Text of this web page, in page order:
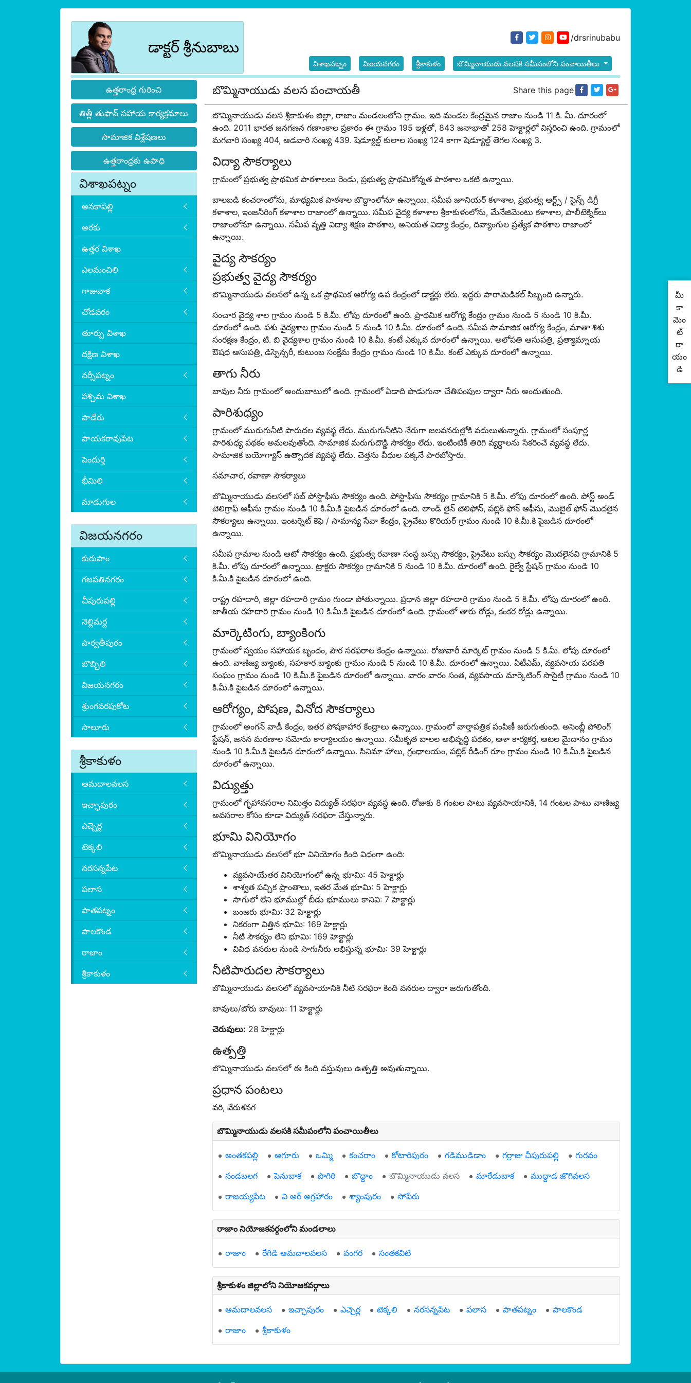
డాక్టర్ శ్రీనుబాబు
/drsrinubabu
విశాఖపట్నం విజయనగరం శ్రీకాకుళం బొమ్మినాయుడు వలసకి సమీపంలోని పంచాయితీలు
ఉత్తరాంధ్ర గురించి
తిత్లీ తుఫాన్ సహాయ కార్యక్రమాలు
సామాజిక విశ్లేషణలు
ఉత్తరాంధ్రకు ఉపాధి
విశాఖపట్నం
అనకాపల్లి
అరకు
ఉత్తర విశాఖ
ఎలమంచిలి
గాజువాక
చోడవరం
తూర్పు విశాఖ
దక్షిణ విశాఖ
నర్సీపట్నం
పశ్చిమ విశాఖ
పాడేరు
పాయకరావుపేట
పెందుర్తి
భీమిలి
మాడుగుల
విజయనగరం
కురుపాం
గజపతినగరం
చీపురుపల్లి
నెల్లిమర్ల
పార్వతీపురం
బొబ్బిలి
విజయనగరం
శ్రుంగవరపుకోట
సాలూరు
శ్రీకాకుళం
ఆమదాలవలస
ఇచ్ఛాపురం
ఎచ్చెర్ల
టెక్కలి
నరసన్నపేట
పలాస
పాతపట్నం
పాలకొండ
రాజాం
శ్రీకాకుళం
బొమ్మినాయుడు వలస పంచాయతీ Share this page
బొమ్మినాయుడు వలస శ్రీకాకుళం జిల్లా, రాజాం మండలంలోని గ్రామం. ఇది మండల కేంద్రమైన రాజాం నుండి 11 కి. మీ. దూరంలో
ఉంది. 2011 భారత జనగణన గణాంకాల ప్రకారం ఈ గ్రామం 195 ఇళ్లతో, 843 జనాభాతో 258 హెక్టార్లలో విస్తరించి ఉంది. గ్రామంలో
మగవారి సంఖ్య 404, ఆడవారి సంఖ్య 439. షెడ్యూల్డ్ కులాల సంఖ్య 124 కాగా షెడ్యూల్డ్ తెగల సంఖ్య 3.
విద్యా సౌకర్యాలు
గ్రామంలో ప్రభుత్వ ప్రాథమిక పాఠశాలలు రెండు, ప్రభుత్వ ప్రాథమికోన్నత పాఠశాల ఒకటి ఉన్నాయి.
బాలబడి కంచరాంలోను, మాధ్యమిక పాఠశాల బొద్దాంలోనూ ఉన్నాయి. సమీప జూనియర్ కళాశాల, ప్రభుత్వ ఆర్ట్స్ / సైన్స్ డిగ్రీ
కళాశాల, ఇంజనీరింగ్ కళాశాల రాజాంలో ఉన్నాయి. సమీప వైద్య కళాశాల శ్రీకాకుళంలోను, మేనేజిమెంటు కళాశాల, పాలీటెక్నిక్‌లు
రాజాంలోనూ ఉన్నాయి. సమీప వృత్తి విద్యా శిక్షణ పాఠశాల, అనియత విద్యా కేంద్రం, దివ్యాంగుల ప్రత్యేక పాఠశాల రాజాంలో
ఉన్నాయి.
వైద్య సౌకర్యం
ప్రభుత్వ వైద్య సౌకర్యం
బొమ్మినాయుడు వలసలో ఉన్న ఒక ప్రాథమిక ఆరోగ్య ఉప కేంద్రంలో డాక్టర్లు లేరు. ఇద్దరు పారామెడికల్ సిబ్బంది ఉన్నారు.
సంచార వైద్య శాల గ్రామం నుండి 5 కి.మీ. లోపు దూరంలో ఉంది. ప్రాథమిక ఆరోగ్య కేంద్రం గ్రామం నుండి 5 నుండి 10 కి.మీ.
దూరంలో ఉంది. పశు వైద్యశాల గ్రామం నుండి 5 నుండి 10 కి.మీ. దూరంలో ఉంది. సమీప సామాజిక ఆరోగ్య కేంద్రం, మాతా శిశు
సంరక్షణ కేంద్రం, టి. బి వైద్యశాల గ్రామం నుండి 10 కి.మీ. కంటే ఎక్కువ దూరంలో ఉన్నాయి. అలోపతి ఆసుపత్రి, ప్రత్యామ్నాయ
ఔషధ ఆసుపత్రి, డిస్పెన్సరీ, కుటుంబ సంక్షేమ కేంద్రం గ్రామం నుండి 10 కి.మీ. కంటే ఎక్కువ దూరంలో ఉన్నాయి.
తాగు నీరు
బావుల నీరు గ్రామంలో అందుబాటులో ఉంది. గ్రామంలో ఏడాది పొడుగునా చేతిపంపుల ద్వారా నీరు అందుతుంది.
పారిశుధ్యం
గ్రామంలో మురుగునీటి పారుదల వ్యవస్థ లేదు. మురుగునీటిని నేరుగా జలవనరుల్లోకి వదులుతున్నారు. గ్రామంలో సంపూర్ణ
పారిశుధ్య పథకం అమలవుతోంది. సామాజిక మరుగుదొడ్డి సౌకర్యం లేదు. ఇంటింటికీ తిరిగి వ్యర్థాలను సేకరించే వ్యవస్థ లేదు.
సామాజిక బయోగ్యాస్ ఉత్పాదక వ్యవస్థ లేదు. చెత్తను వీధుల పక్కనే పారబోస్తారు.
సమాచార, రవాణా సౌకర్యాలు
బొమ్మినాయుడు వలసలో సబ్ పోస్టాఫీసు సౌకర్యం ఉంది. పోస్టాఫీసు సౌకర్యం గ్రామానికి 5 కి.మీ. లోపు దూరంలో ఉంది. పోస్ట్ అండ్
టెలిగ్రాఫ్ ఆఫీసు గ్రామం నుండి 10 కి.మీ.కి పైబడిన దూరంలో ఉంది. లాండ్ లైన్ టెలిఫోన్, పబ్లిక్ ఫోన్ ఆఫీసు, మొబైల్ ఫోన్ మొదలైన
సౌకర్యాలు ఉన్నాయి. ఇంటర్నెట్ కెఫె / సామాన్య సేవా కేంద్రం, ప్రైవేటు కొరియర్ గ్రామం నుండి 10 కి.మీ.కి పైబడిన దూరంలో
ఉన్నాయి.
సమీప గ్రామాల నుండి ఆటో సౌకర్యం ఉంది. ప్రభుత్వ రవాణా సంస్థ బస్సు సౌకర్యం, ప్రైవేటు బస్సు సౌకర్యం మొదలైనవి గ్రామానికి 5
కి.మీ. లోపు దూరంలో ఉన్నాయి. ట్రాక్టరు సౌకర్యం గ్రామానికి 5 నుండి 10 కి.మీ. దూరంలో ఉంది. రైల్వే స్టేషన్ గ్రామం నుండి 10
కి.మీ.కి పైబడిన దూరంలో ఉంది.
రాష్ట్ర రహదారి, జిల్లా రహదారి గ్రామం గుండా పోతున్నాయి. ప్రధాన జిల్లా రహదారి గ్రామం నుండి 5 కి.మీ. లోపు దూరంలో ఉంది.
జాతీయ రహదారి గ్రామం నుండి 10 కి.మీ.కి పైబడిన దూరంలో ఉంది. గ్రామంలో తారు రోడ్లు, కంకర రోడ్లు ఉన్నాయి.
మార్కెటింగు, బ్యాంకింగు
గ్రామంలో స్వయం సహాయక బృందం, పౌర సరఫరాల కేంద్రం ఉన్నాయి. రోజువారీ మార్కెట్ గ్రామం నుండి 5 కి.మీ. లోపు దూరంలో
ఉంది. వాణిజ్య బ్యాంకు, సహకార బ్యాంకు గ్రామం నుండి 5 నుండి 10 కి.మీ. దూరంలో ఉన్నాయి. ఏటీఎమ్, వ్యవసాయ పరపతి
సంఘం గ్రామం నుండి 10 కి.మీ.కి పైబడిన దూరంలో ఉన్నాయి. వారం వారం సంత, వ్యవసాయ మార్కెటింగ్ సొసైటీ గ్రామం నుండి 10
కి.మీ.కి పైబడిన దూరంలో ఉన్నాయి.
ఆరోగ్యం, పోషణ, వినోద సౌకర్యాలు
గ్రామంలో అంగన్ వాడీ కేంద్రం, ఇతర పోషకాహార కేంద్రాలు ఉన్నాయి. గ్రామంలో వార్తాపత్రిక పంపిణీ జరుగుతుంది. అసెంబ్లీ పోలింగ్
స్టేషన్, జనన మరణాల నమోదు కార్యాలయం ఉన్నాయి. సమీకృత బాలల అభివృద్ధి పథకం, ఆశా కార్యకర్త, ఆటల మైదానం గ్రామం
నుండి 10 కి.మీ.కి పైబడిన దూరంలో ఉన్నాయి. సినిమా హాలు, గ్రంథాలయం, పబ్లిక్ రీడింగ్ రూం గ్రామం నుండి 10 కి.మీ.కి పైబడిన
దూరంలో ఉన్నాయి.
విద్యుత్తు
గ్రామంలో గృహావసరాల నిమిత్తం విద్యుత్ సరఫరా వ్యవస్థ ఉంది. రోజుకు 8 గంటల పాటు వ్యవసాయానికి, 14 గంటల పాటు వాణిజ్య
అవసరాల కోసం కూడా విద్యుత్ సరఫరా చేస్తున్నారు.
భూమి వినియోగం
బొమ్మినాయుడు వలసలో భూ వినియోగం కింది విధంగా ఉంది:
వ్యవసాయేతర వినియోగంలో ఉన్న భూమి: 45 హెక్టార్లు
శాశ్వత పచ్చిక ప్రాంతాలు, ఇతర మేత భూమి: 5 హెక్టార్లు
సాగులో లేని భూముల్లో బీడు భూములు కానివి: 7 హెక్టార్లు
బంజరు భూమి: 32 హెక్టార్లు
నికరంగా విత్తిన భూమి: 169 హెక్టార్లు
నీటి సౌకర్యం లేని భూమి: 169 హెక్టార్లు
వివిధ వనరుల నుండి సాగునీరు లభిస్తున్న భూమి: 39 హెక్టార్లు
నీటిపారుదల సౌకర్యాలు
బొమ్మినాయుడు వలసలో వ్యవసాయానికి నీటి సరఫరా కింది వనరుల ద్వారా జరుగుతోంది.
బావులు/బోరు బావులు: 11 హెక్టార్లు
చెరువులు: 28 హెక్టార్లు
ఉత్పత్తి
బొమ్మినాయుడు వలసలో ఈ కింది వస్తువులు ఉత్పత్తి అవుతున్నాయి.
ప్రధాన పంటలు
వరి, వేరుశనగ
బొమ్మినాయుడు వలసకి సమీపంలోని పంచాయితీలు
అంతకపల్లి ఆగూరు ఒమ్మి కంచరాం కోటారిపురం గడిముడిడాం గర్రాజు చీపురుపల్లి
గురవం
నండబలగ
పెనుబాక పొగిరి బొద్దాం బొమ్మినాయుడు వలస మారేడుబాక
ముద్దాడ జొగివలస
రాజయ్యపేట
వి అర్ అగ్రహారం శ్యాంపురం సోపేరు
రాజాం నియోజకవర్గంలోని మండలాలు
రాజాం రేగిడి ఆమదాలవలస వంగర సంతకవిటి
శ్రీకాకుళం జిల్లాలోని నియోజకవర్గాలు
ఆమదాలవలస ఇచ్ఛాపురం ఎచ్చెర్ల టెక్కలి నరసన్నపేట పలాస పాతపట్నం
పాలకొండ
రాజాం
శ్రీకాకుళం
మీ
కా
మెం
ట్
రా
యం
డి